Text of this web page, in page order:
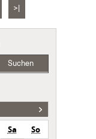
>|
Suchen
Sa
So